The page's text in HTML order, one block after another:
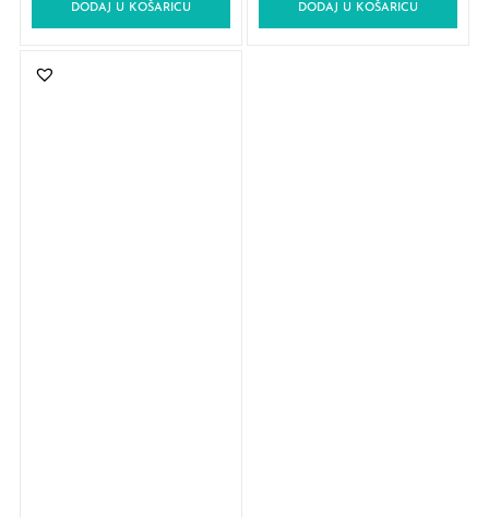
DODAJ U KOŠARICU DODAJ U KOŠARICU